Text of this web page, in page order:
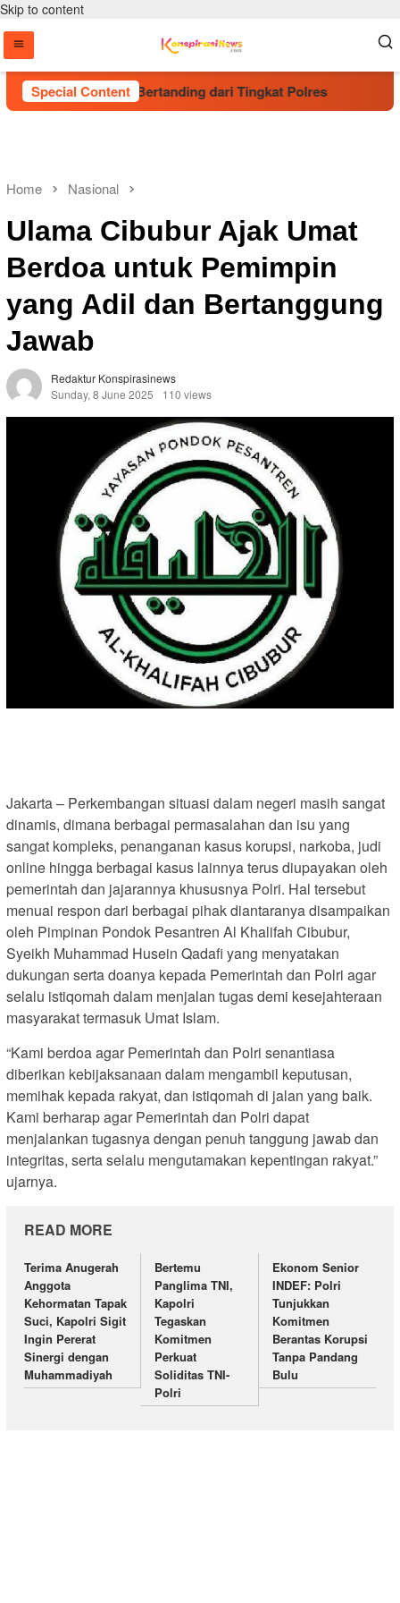
Skip to content
Special Content
Talenta Muda Bertanding dari Tingkat Polres
Home Nasional
Ulama Cibubur Ajak Umat
Berdoa untuk Pemimpin
yang Adil dan Bertanggung
Jawab
Redaktur Konspirasinews
Sunday, 8 June 2025
110 views
Jakarta – Perkembangan situasi dalam negeri masih sangat
dinamis, dimana berbagai permasalahan dan isu yang
sangat kompleks, penanganan kasus korupsi, narkoba, judi
online hingga berbagai kasus lainnya terus diupayakan oleh
pemerintah dan jajarannya khususnya Polri. Hal tersebut
menuai respon dari berbagai pihak diantaranya disampaikan
oleh Pimpinan Pondok Pesantren Al Khalifah Cibubur,
Syeikh Muhammad Husein Qadafi yang menyatakan
dukungan serta doanya kepada Pemerintah dan Polri agar
selalu istiqomah dalam menjalan tugas demi kesejahteraan
masyarakat termasuk Umat Islam.
“Kami berdoa agar Pemerintah dan Polri senantiasa
diberikan kebijaksanaan dalam mengambil keputusan,
memihak kepada rakyat, dan istiqomah di jalan yang baik.
Kami berharap agar Pemerintah dan Polri dapat
menjalankan tugasnya dengan penuh tanggung jawab dan
integritas, serta selalu mengutamakan kepentingan rakyat.”
ujarnya.
READ MORE
Terima Anugerah
Anggota
Kehormatan Tapak
Suci, Kapolri Sigit
Ingin Pererat
Sinergi dengan
Muhammadiyah
Bertemu
Panglima TNI,
Kapolri
Tegaskan
Komitmen
Perkuat
Soliditas TNI-
Polri
Ekonom Senior
INDEF: Polri
Tunjukkan
Komitmen
Berantas Korupsi
Tanpa Pandang
Bulu